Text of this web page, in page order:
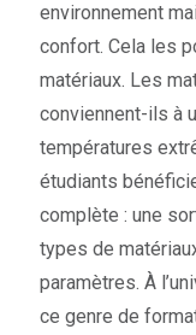
environnement
confort. Cela les
matériaux. Les
conviennent-ils à
températures
étudiants
complète : une
types de
paramètres. À
ce genre de